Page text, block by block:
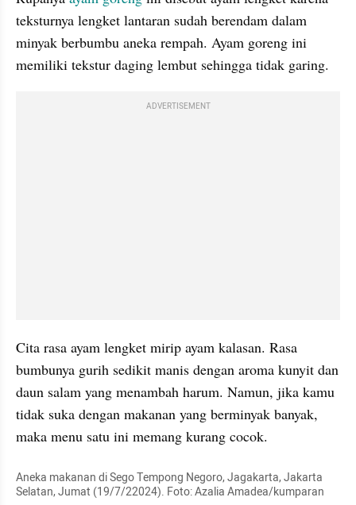
teksturnya lengket lantaran sudah berendam dalam
minyak berbumbu aneka rempah. Ayam goreng ini
memiliki tekstur daging lembut sehingga tidak garing.
ADVERTISEMENT
Cita rasa ayam lengket mirip ayam kalasan. Rasa
bumbunya gurih sedikit manis dengan aroma kunyit dan
daun salam yang menambah harum. Namun, jika kamu
tidak suka dengan makanan yang berminyak banyak,
maka menu satu ini memang kurang cocok.
Aneka makanan di Sego Tempong Negoro, Jagakarta, Jakarta
Selatan, Jumat (19/7/22024). Foto: Azalia Amadea/kumparan